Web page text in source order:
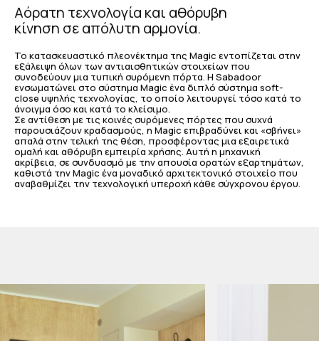
Αόρατη τεχνολογία και αθόρυβη
κίνηση σε απόλυτη αρμονία.
Το κατασκευαστικό πλεονέκτημα της Magic εντοπίζεται στην
εξάλειψη όλων των αντιαισθητικών στοιχείων που
συνοδεύουν μια τυπική συρόμενη πόρτα. Η Sabadoor
ενσωματώνει στο σύστημα Magic ένα διπλό σύστημα soft-
close υψηλής τεχνολογίας, το οποίο λειτουργεί τόσο κατά το
άνοιγμα όσο και κατά το κλείσιμο.
Σε αντίθεση με τις κοινές συρόμενες πόρτες που συχνά
παρουσιάζουν κραδασμούς, η Magic επιβραδύνει και «σβήνει»
απαλά στην τελική της θέση, προσφέροντας μια εξαιρετικά
ομαλή και αθόρυβη εμπειρία χρήσης. Αυτή η μηχανική
ακρίβεια, σε συνδυασμό με την απουσία ορατών εξαρτημάτων,
καθιστά την Magic ένα μοναδικό αρχιτεκτονικό στοιχείο που
αναβαθμίζει την τεχνολογική υπεροχή κάθε σύγχρονου έργου.